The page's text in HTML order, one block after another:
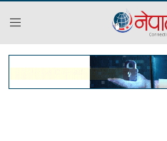
२०८३ साउन २४, आईतबार